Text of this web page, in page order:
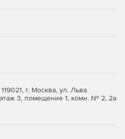
ОКВЭД подойдет
требованиям
и обладает
г. Москва, ул. Льва
этаж 3, помещение 1, комн. № 2, 2а